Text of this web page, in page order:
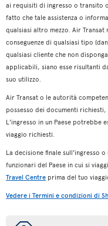
ai requisiti di ingresso o transito
fatto che tale assistenza o
qualsiasi altro mezzo. Air
conseguenze di qualsiasi tipo
qualsiasi cliente che non
applicabili, siano esse risultanti
suo utilizzo.
Air Transat o le autorità
possesso dei documenti
L'ingresso in un Paese potrebbe
viaggio richiesti.
La decisione finale sull'ingresso
funzionari del Paese in cui si
Travel Centre prima del tuo
Vedere i Termini e condizioni di